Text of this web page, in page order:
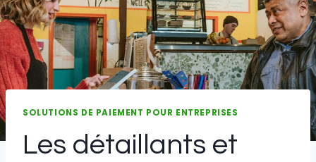
SOLUTIONS DE PAIEMENT POUR ENTREPRISES
Les détaillants et